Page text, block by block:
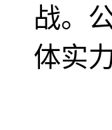
战。
体实力